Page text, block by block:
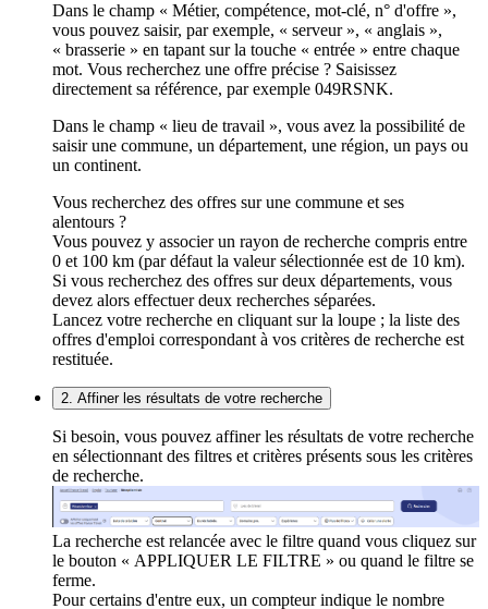
Dans le champ « Métier, compétence, mot-clé, n° d'offre »,
vous pouvez saisir, par exemple, « serveur », « anglais »,
« brasserie » en tapant sur la touche « entrée » entre chaque
mot. Vous recherchez une offre précise ? Saisissez
directement sa référence, par exemple 049RSNK.
Dans le champ « lieu de travail », vous avez la possibilité de
saisir une commune, un département, une région, un pays ou
un continent.
Vous recherchez des offres sur une commune et ses
alentours ?
Vous pouvez y associer un rayon de recherche compris entre
0 et 100 km (par défaut la valeur sélectionnée est de 10 km).
Si vous recherchez des offres sur deux départements, vous
devez alors effectuer deux recherches séparées.
Lancez votre recherche en cliquant sur la loupe ; la liste des
offres d'emploi correspondant à vos critères de recherche est
restituée.
2. Affiner les résultats de votre recherche
Si besoin, vous pouvez affiner les résultats de votre recherche
en sélectionnant des filtres et critères présents sous les critères
de recherche.
La recherche est relancée avec le filtre quand vous cliquez sur
le bouton « APPLIQUER LE FILTRE » ou quand le filtre se
ferme.
Pour certains d'entre eux, un compteur indique le nombre